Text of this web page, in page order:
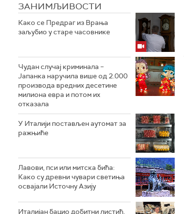
ЗАНИМЉИВОСТИ
Како се Предраг из Врања
заљубио у старе часовнике
Чудан случај криминала –
Јапанка наручила више од 2.000
производа вредних десетине
милиона евра и потом их
отказала
У Италији постављен аутомат за
ражњиће
Лавови, пси или митска бића:
Како су древни чувари светиња
освајали Источну Азију
Италијан бацио добитни листић,